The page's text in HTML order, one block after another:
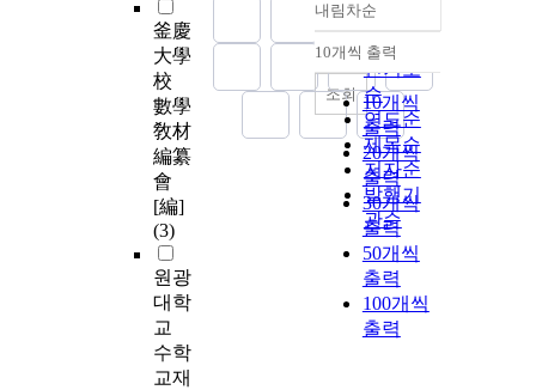
釜慶
大學
校
數學
敎材
編纂
會
[編]
(3)
원광
대학
교
수학
교재
정확도
순
인기도
순
연도순
제목순
저자순
발행기
관순
내림차순
내림차순
10개씩 출력
10개씩
출력
20개씩
출력
30개씩
출력
50개씩
출력
100개씩
출력
조회